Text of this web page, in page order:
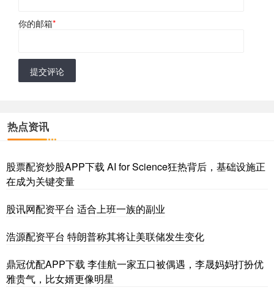
你的邮箱*
提交评论
热点资讯
股票配资炒股APP下载 AI for Science狂热背后，基础设施正
在成为关键变量
股讯网配资平台 适合上班一族的副业
浩源配资平台 特朗普称其将让美联储发生变化
鼎冠优配APP下载 李佳航一家五口被偶遇，李晟妈妈打扮优
雅贵气，比女婿更像明星